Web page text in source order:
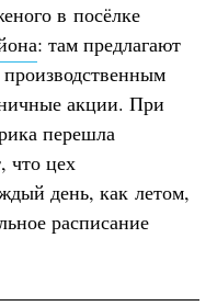
в посёлке
: там предлагают
акции. При
перешла
что цех
день, как летом,
расписание